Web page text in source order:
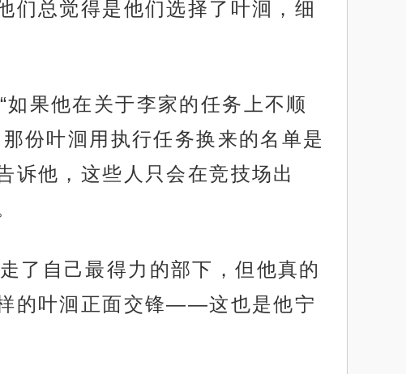
们总觉得是他们选择了叶洄，细
果他在关于李家的任务上不顺
份叶洄用执行任务换来的名单是
他，这些人只会在竞技场出
了自己最得力的部下，但他真的
的叶洄正面交锋——这也是他宁